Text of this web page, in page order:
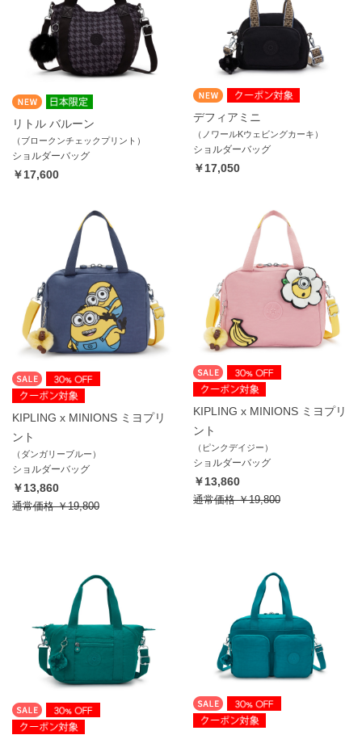
リトル バルーン
（ブロークンチェックプリント）
ショルダーバッグ
￥17,600
デフィアミニ
（ノワールKウェビングカーキ）
ショルダーバッグ
￥17,050
KIPLING x MINIONS ミヨプリ
ント
（ダンガリーブルー）
ショルダーバッグ
￥13,860
通常価格￥19,800
KIPLING x MINIONS ミヨプリ
ント
（ピンクデイジー）
ショルダーバッグ
￥13,860
通常価格￥19,800